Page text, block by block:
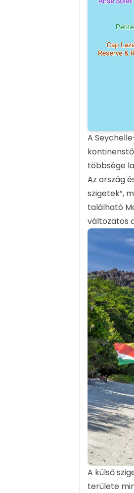
A
többsége
Az ország
szigetek”,
található
változatos
A külső
területe